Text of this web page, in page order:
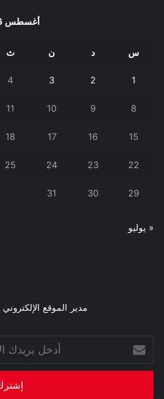
أغسطس 2026
س د ن ث
1
2
3
4
8
9
10
11
15
16
17
18
22
23
24
25
29
30
31
« يوليو
مدير الموقع
أدخل
بريدك
الإلكتروني